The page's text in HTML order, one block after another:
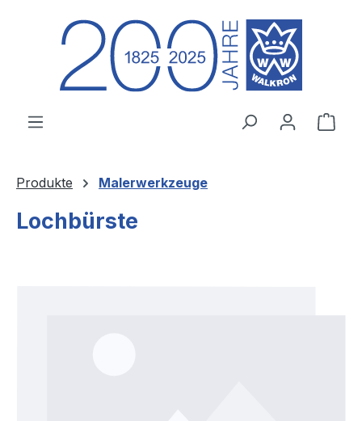
Zum Hauptinhalt springen
Produkte Malerwerkzeuge
Lochbürste